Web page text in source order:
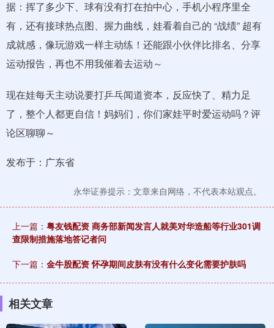
据：挥了多少下、球有没有打在拍中心，手机小程序里全
有，还有接球热点图、握力曲线，娃看着自己的 “战绩” 超有
成就感，像玩游戏一样主动练！还能跟小伙伴比排名、分享
运动报告，再也不用我催着去运动～
现在娃每天主动说要打乒乓闻道资本，反应快了、精力足
了，整个人都更自信！妈妈们，你们家娃平时爱运动吗？评
论区聊聊～
发布于：广东省
永华证券提示：文章来自网络，不代表本站观点。
上一篇： 粤友钱配资 商务部新闻发言人就美对华造船等行业301调
查限制措施落地答记者问
下一篇： 金牛股配资 怀孕期间皮肤有没有什么变化需要护肤吗
相关文章